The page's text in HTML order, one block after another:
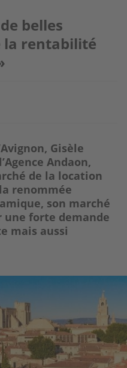
belles
la rentabilité
Gisèle
Andaon,
de la location
renommée
son marché
forte demande
mais aussi